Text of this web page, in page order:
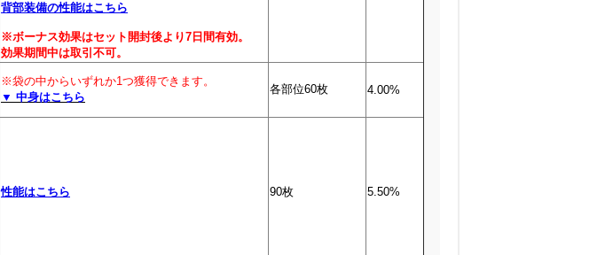
背部装備の性能はこちら
※ボーナス効果はセット開封後より7日間有効。
効果期間中は取引不可。
※袋の中からいずれか1つ獲得できます。
▼ 中身はこちら
各部位60枚 4.00%
性能はこちら 90枚 5.50%